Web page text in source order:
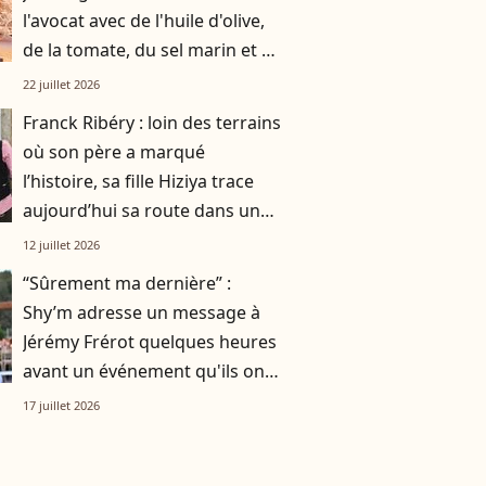
l'avocat avec de l'huile d'olive,
de la tomate, du sel marin et un
smoothie"
22 juillet 2026
Franck Ribéry : loin des terrains
où son père a marqué
l’histoire, sa fille Hiziya trace
aujourd’hui sa route dans un
tout autre univers
12 juillet 2026
“Sûrement ma dernière” :
Shy’m adresse un message à
Jérémy Frérot quelques heures
avant un événement qu'ils ont
vécu ensemble
17 juillet 2026